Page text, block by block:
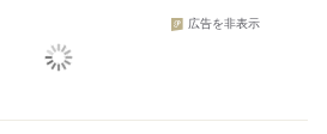
広告を非表示